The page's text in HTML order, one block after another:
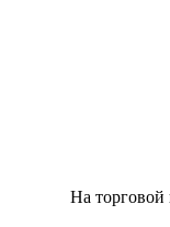
На торговой